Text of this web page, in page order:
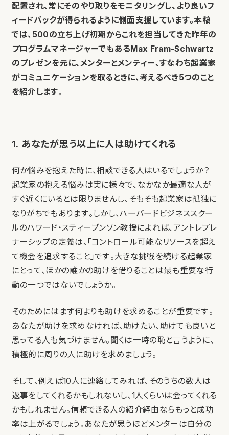
配置され、常にそのやり取りをモニタリングし、より良いフ
ィードバックが得られるように側面支援しています。本稿
では、500の立ち上げ初期からこれを担当してきた昨年の
プログラムマネージャーでもあるMax Fram-Schwartz
のプレゼンを元に、メンターとメンティー、すなわち起業家
がコミュニケーションを取るときに、考えるべき5つのこと
を紹介します。
1. あなたが思う以上に人は助けてくれる
何か悩みを抱えた時に、相談できる人はいるでしょうか？
起業家の抱える悩みは実に様々で、なかなか最適な人が
すぐ近くにいるとは限りませんし、そもそも起業家は孤独に
なりがちでもあります。しかし、ハーバードビジネススクー
ルのハワード・スティーブンソン教授によれば、アントレプレ
ナーシップの定義は、「コントロール可能なリソースを超え
て機会を追求すること」です。大きな挑戦を続ける起業家
にとって、ほかの誰かの助けを借りることは最も重要な行
動の一つではないでしょうか。
そのためにはまず何よりも助けを求めることが重要です。
あなたが助けを求めなければ、助けたい、助けても良いと
思ってる人も気づけません。聞くは一時の恥と言うように、
積極的に周りの人に助けを求めましょう。
そして、例えば10人に連絡してみれば、そのうちの数人は
返事をしてくれるかもしれないし、1人くらいは会ってくれる
かもしれません。信頼できる人の紹介経由ならもっと成功
率は上がるでしょう。あなたが思うほどメンターは自分の